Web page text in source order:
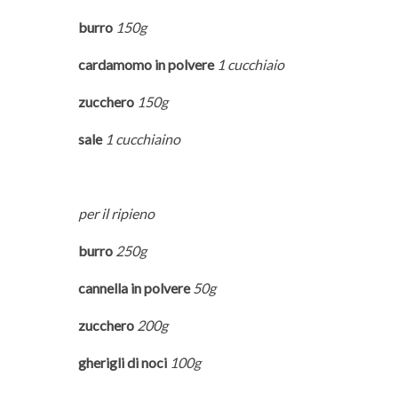
burro 150g
cardamomo in polvere 1 cucchiaio
zucchero 150g
sale 1 cucchiaino
per il ripieno
burro 250g
cannella in polvere 50g
zucchero 200g
gherigli di noci 100g